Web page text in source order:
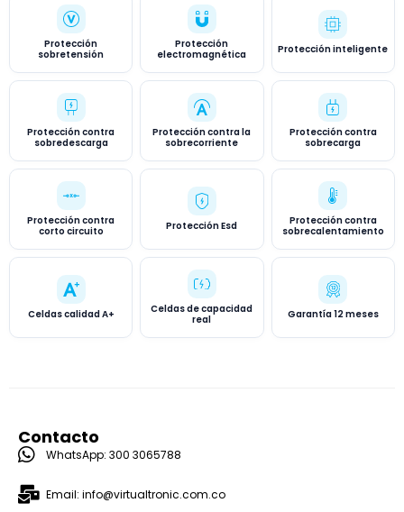
Protección
sobretensión
Protección
electromagnética
Protección inteligente
Protección contra
sobredescarga
Protección contra la
sobrecorriente
Protección contra
sobrecarga
Protección contra
corto circuito
Protección Esd
Protección contra
sobrecalentamiento
Celdas calidad A+
Celdas de capacidad
real
Garantía 12 meses
Contacto
WhatsApp: 300 3065788
Email: info@virtualtronic.com.co